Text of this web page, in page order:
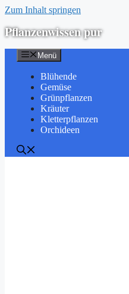
Zum Inhalt springen
Pflanzenwissen pur
Menü
Blühende
Gemüse
Grünpflanzen
Kräuter
Kletterpflanzen
Orchideen